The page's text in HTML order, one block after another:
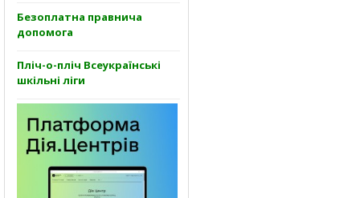
Безоплатна правнича
допомога
Пліч-о-пліч Всеукраїнські
шкільні ліги